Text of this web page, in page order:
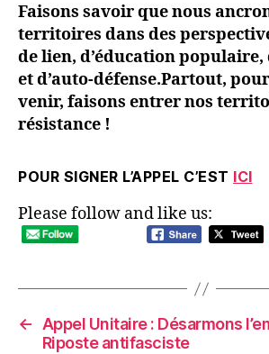
Faisons savoir que nous
territoires dans des
de lien, d’éducation populaire,
et d’auto-défense.Partout,
venir, faisons entrer nos
résistance !
POUR SIGNER L’APPEL C’EST ICI
Please follow and like us:
←
Appel Unitaire : Désarmons
Riposte antifasciste